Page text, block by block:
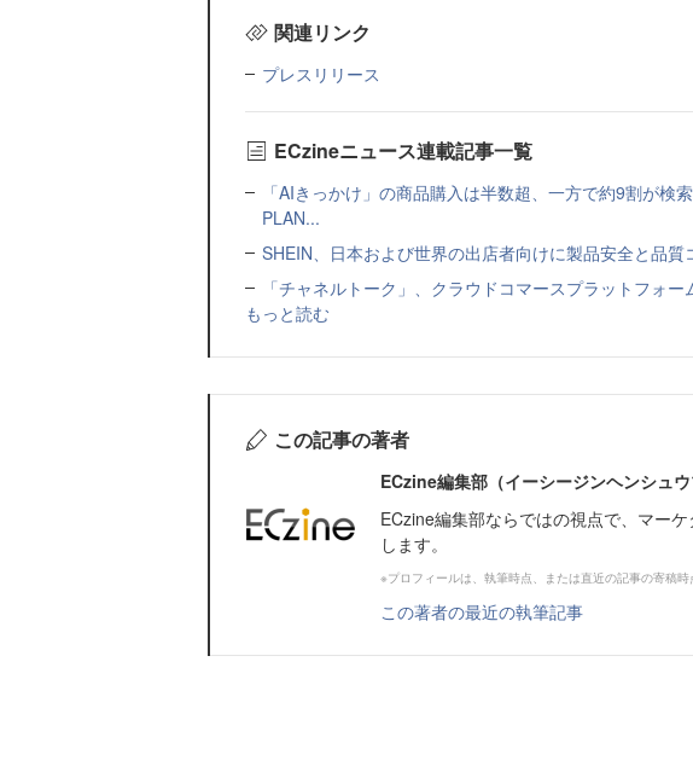
関連リンク
プレスリリース
ECzineニュース連載記事一覧
「AIきっかけ」の商品購入は半数超、一方で約9割が検
PLAN...
SHEIN、日本および世界の出店者向けに製品安全と品
「チャネルトーク」、クラウドコマースプラットフォ
もっと読む
この記事の著者
ECzine編集部（イーシージンヘンシュウ
ECzine編集部ならではの視点で、マー
します。
※プロフィールは、執筆時点、または直近の記事の寄稿
この著者の最近の執筆記事